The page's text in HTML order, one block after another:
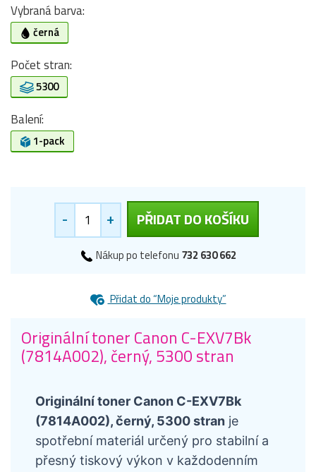
Vybraná barva:
černá
Počet stran:
5300
Balení:
1-pack
- + PŘIDAT DO KOŠÍKU
Nákup po telefonu 732 630 662
Přidat do “Moje produkty”
Originální toner Canon C-EXV7Bk
(7814A002), černý, 5300 stran
Originální toner Canon C-EXV7Bk
(7814A002), černý, 5300 stran je
spotřební materiál určený pro stabilní a
přesný tiskový výkon v každodenním